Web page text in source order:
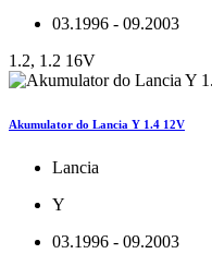
03.1996 - 09.2003
1.2, 1.2 16V
Akumulator do Lancia Y 1.4 12V
Lancia
Y
03.1996 - 09.2003